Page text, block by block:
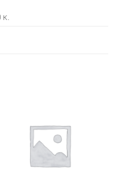
κ.